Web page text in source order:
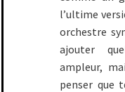
l’ultime
orchestre
ajouter
ampleur,
penser que